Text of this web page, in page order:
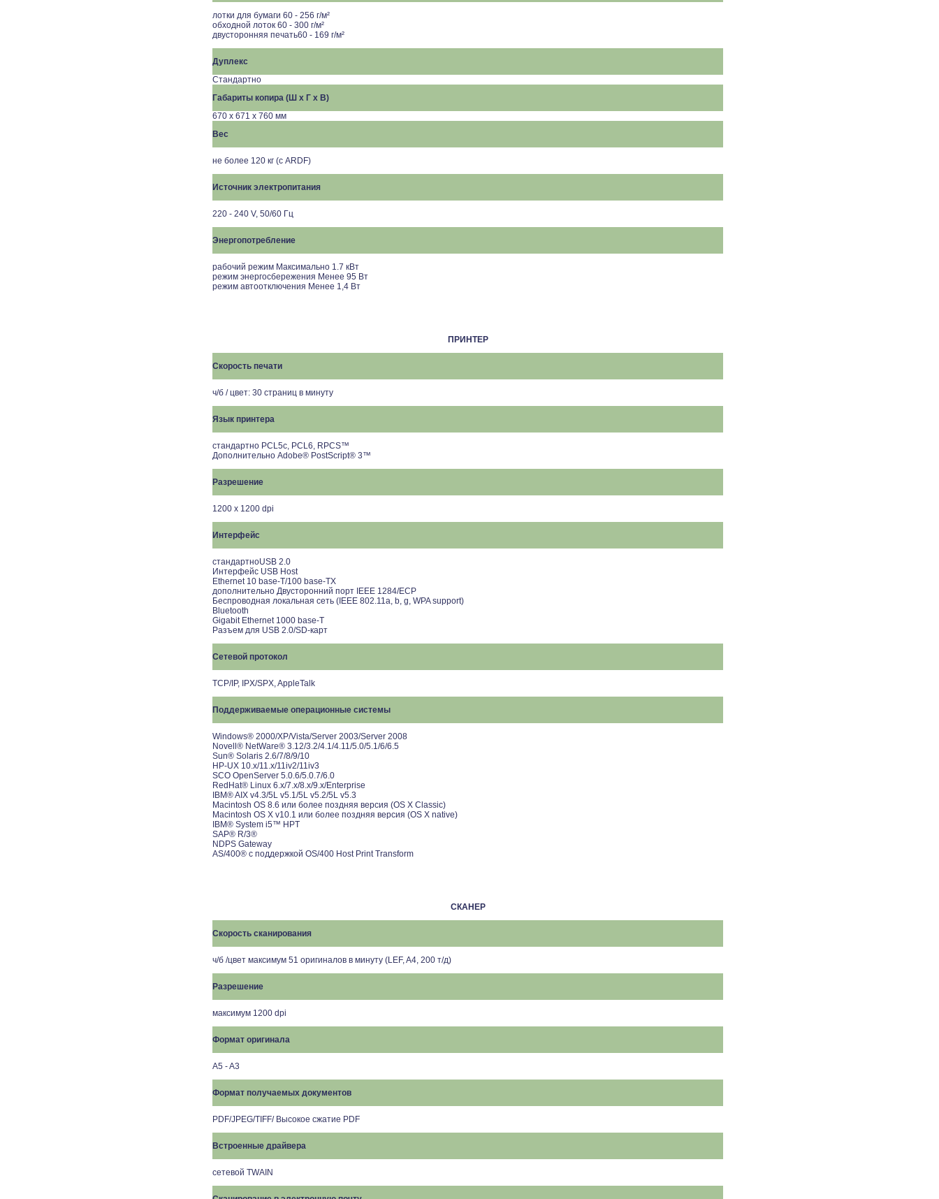
лотки для бумаги 60 - 256 г/м²
обходной лоток 60 - 300 г/м²
двусторонняя печать60 - 169 г/м²
Дуплекс
Стандартно
Габариты копира (Ш x Г x В)
670 x 671 x 760 мм
Вес
не более 120 кг (с ARDF)
Источник электропитания
220 - 240 V, 50/60 Гц
Энергопотребление
рабочий режим Максимально 1.7 кВт
режим энергосбережения Менее 95 Вт
режим автоотключения Менее 1,4 Вт
ПРИНТЕР
Скорость печати
ч/б / цвет: 30 страниц в минуту
Язык принтера
стандартно PCL5c, PCL6, RPCS™
Дополнительно Adobe® PostScript® 3™
Разрешение
1200 x 1200 dpi
Интерфейс
стандартноUSB 2.0
Интерфейс USB Host
Ethernet 10 base-T/100 base-TX
дополнительно Двусторонний порт IEEE 1284/ECP
Беспроводная локальная сеть (IEEE 802.11a, b, g, WPA support)
Bluetooth
Gigabit Ethernet 1000 base-T
Разъем для USB 2.0/SD-карт
Сетевой протокол
TCP/IP, IPX/SPX, AppleTalk
Поддерживаемые операционные системы
Windows® 2000/XP/Vista/Server 2003/Server 2008
Novell® NetWare® 3.12/3.2/4.1/4.11/5.0/5.1/6/6.5
Sun® Solaris 2.6/7/8/9/10
HP-UX 10.x/11.x/11iv2/11iv3
SCO OpenServer 5.0.6/5.0.7/6.0
RedHat® Linux 6.x/7.x/8.x/9.x/Enterprise
IBM® AIX v4.3/5L v5.1/5L v5.2/5L v5.3
Macintosh OS 8.6 или более поздняя версия (OS X Classic)
Macintosh OS X v10.1 или более поздняя версия (OS X native)
IBM® System i5™ HPT
SAP® R/3®
NDPS Gateway
AS/400® с поддержкой OS/400 Host Print Transform
СКАНЕР
Скорость сканирования
ч/б /цвет максимум 51 оригиналов в минуту (LEF, A4, 200 т/д)
Разрешение
максимум 1200 dpi
Формат оригинала
A5 - A3
Формат получаемых документов
PDF/JPEG/TIFF/ Высокое сжатие PDF
Встроенные драйвера
сетевой TWAIN